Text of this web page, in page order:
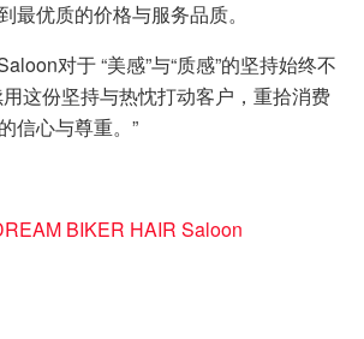
最优质的价格与服务品质。
对于 “美感”与“质感”的坚持始终不
这份坚持与热忱打动客户，重拾消费
信心与尊重。”
BIKER HAIR Saloon